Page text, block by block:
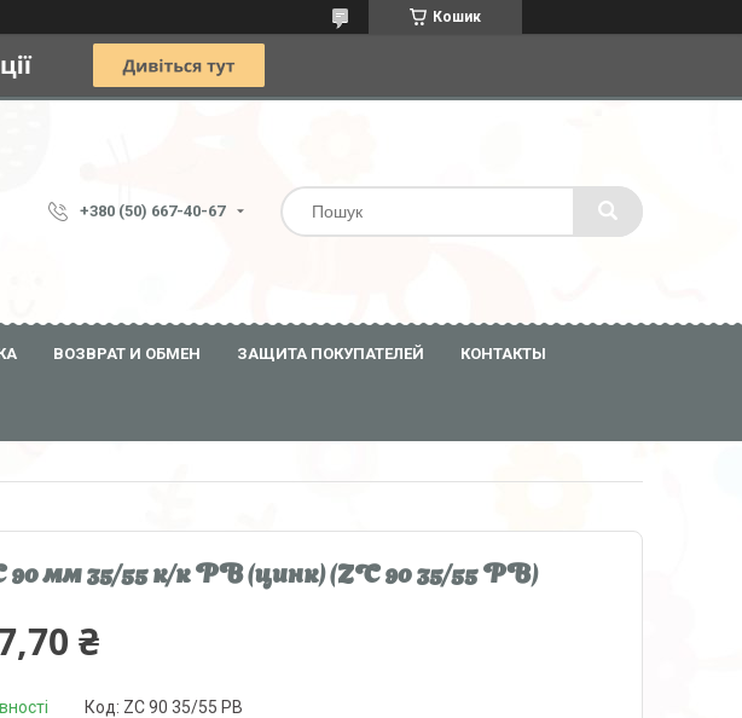
Кошик
+380 (50) 667-40-67
ВОЗВРАТ И ОБМЕН ЗАЩИТА ПОКУПАТЕЛЕЙ КОНТАКТЫ
мм 35/55 к/к РВ (цинк) (ZC 90 35/55 PB)
₴
Код: ZC 90 35/55 PB